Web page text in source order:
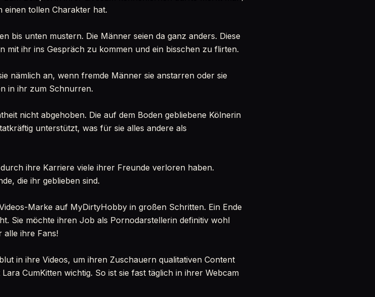
einen tollen Charakter hat.
bis unten mustern. Die Männer seien da ganz anders. Diese
mit ihr ins Gespräch zu kommen und ein bisschen zu flirten.
nämlich an, wenn fremde Männer sie anstarren oder sie
in ihr zum Schnurren.
nicht abgehoben. Die auf dem Boden gebliebene Kölnerin
unterstützt, was für sie alles andere als
ihre Karriere viele ihrer Freunde verloren haben.
die ihr geblieben sind.
Marke auf MyDirtyHobby in großen Schritten. Ein Ende
Sie möchte ihren Job als Pornodarstellerin definitiv wohl
alle ihre Fans!
in ihre Videos, um ihren Zuschauern qualitativen Content
CumKitten wichtig. So ist sie fast täglich in ihrer Webcam